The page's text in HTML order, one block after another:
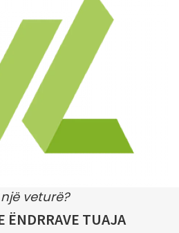
veturë?
ËNDRRAVE TUAJA